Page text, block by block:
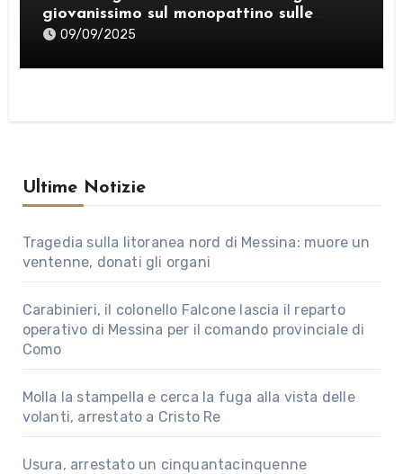
giovanissimo sul monopattino sulle
strade di Messina
09/09/2025
Ultime Notizie
Tragedia sulla litoranea nord di Messina: muore un
ventenne, donati gli organi
Carabinieri, il colonello Falcone lascia il reparto
operativo di Messina per il comando provinciale di
Como
Molla la stampella e cerca la fuga alla vista delle
volanti, arrestato a Cristo Re
Usura, arrestato un cinquantacinquenne